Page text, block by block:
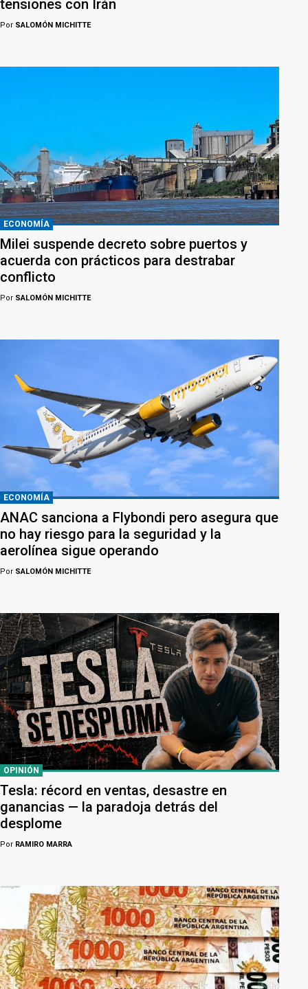
tensiones con Irán
Por SALOMÓN MICHITTE
ECONOMÍA
Milei suspende decreto sobre puertos y
acuerda con prácticos para destrabar
conflicto
Por SALOMÓN MICHITTE
ECONOMÍA
ANAC sanciona a Flybondi pero asegura que
no hay riesgo para la seguridad y la
aerolínea sigue operando
Por SALOMÓN MICHITTE
OPINIÓN
Tesla: récord en ventas, desastre en
ganancias — la paradoja detrás del
desplome
Por RAMIRO MARRA